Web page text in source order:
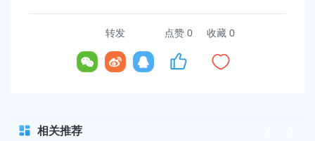
转发 点赞 0 收藏 0
相关推荐